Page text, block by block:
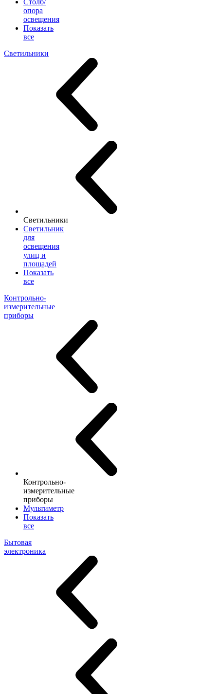
Столб/
опора
освещения
Показать
все
Светильники
Светильники
Светильник
для
освещения
улиц и
площадей
Показать
все
Контрольно-
измерительные
приборы
Контрольно-
измерительные
приборы
Мультиметр
Показать
все
Бытовая
электроника